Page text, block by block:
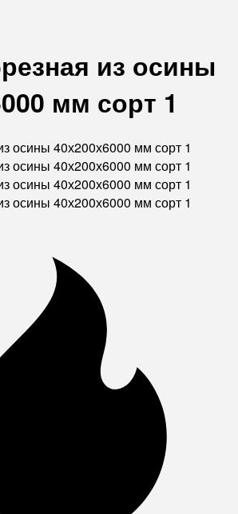
из осины
мм сорт 1